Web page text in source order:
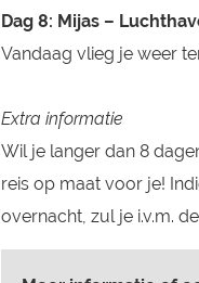
Dag 8: Mijas –
Vandaag vlieg je weer
Extra informatie
Wil je langer dan 8
reis op maat voor je!
overnacht, zul je i.v.m.